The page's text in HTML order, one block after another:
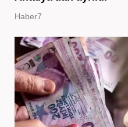
Haber7